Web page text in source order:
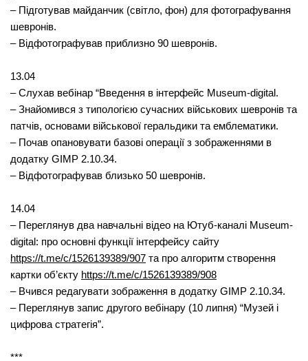
– Підготував майданчик (світло, фон) для фотографування
шевронів.
– Відфотографував приблизно 90 шевронів.
13.04
– Слухав вебінар “Введення в інтерфейс Museum-digital.
– Знайомився з типологією сучасних військових шевронів та
патчів, основами військової геральдики та емблематики.
– Почав опановувати базові операції з зображеннями в
додатку GIMP 2.10.34.
– Відфотографував близько 50 шевронів.
14.04
– Переглянув два навчальні відео на Ютуб-каналі Museum-
digital: про основні функції інтерфейсу сайту
https://t.me/c/1526139389/907 та про алгоритм створення
картки об’єкту https://t.me/c/1526139389/908
– Вчився редагувати зображення в додатку GIMP 2.10.34.
– Переглянув запис другого вебінару (10 липня) “Музей і
цифрова стратегія”.
***